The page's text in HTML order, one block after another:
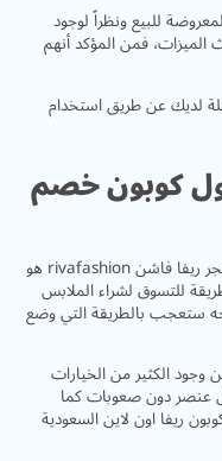
للبيع ونظراً لوجود
فمن المؤكد أنهم
لديك عن طريق استخدام
كوبون خصم
إذا كنت تبحث عن طريقة تسوق مريحة فإن متجر ريفا فاشن rivafashion هو
للتسوق لشراء الملابس
ستعجب بالطريقة التي وضع
الكثير من الخيارات
عنصر دون صعوبات كما
ريفا اون لاين السعودية